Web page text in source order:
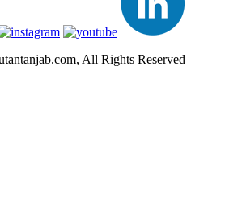
All Rights Reserved